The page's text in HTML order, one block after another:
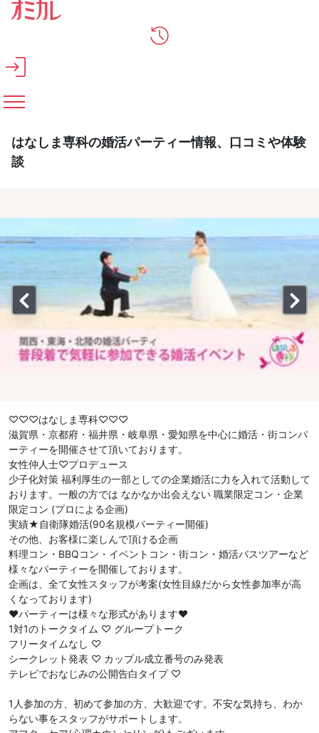
メインコンテンツへスキップ
はなしま専科の婚活パーティー情報、口コミや体験
談
♡♡♡はなしま専科♡♡♡
滋賀県・京都府・福井県・岐阜県・愛知県を中心に婚活・街コンパ
ーティーを開催させて頂いております。
女性仲人士♡プロデュース
少子化対策 福利厚生の一部としての企業婚活に力を入れて活動して
おります。一般の方では なかなか出会えない 職業限定コン・企業
限定コン (プロによる企画)
実績★自衛隊婚活(90名規模パーティー開催)
その他、お客様に楽しんで頂ける企画
料理コン・BBQコン・イベントコン・街コン・婚活バスツアーなど
様々なパーティーを開催しております。
企画は、全て女性スタッフが考案(女性目線だから女性参加率が高
くなっております)
❤︎パーティーは様々な形式があります❤︎
1対1のトークタイム ♡ グループトーク
フリータイムなし ♡
シークレット発表 ♡ カップル成立番号のみ発表
テレビでおなじみの公開告白タイプ ♡
1人参加の方、初めて参加の方、大歓迎です。不安な気持ち、わか
らない事をスタッフがサポートします。